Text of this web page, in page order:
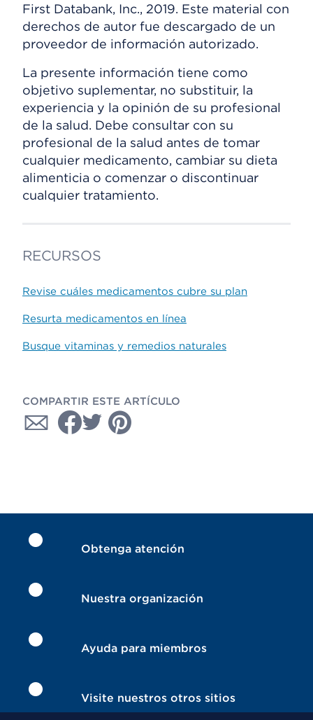
First Databank, Inc., 2019. Este material con
derechos de autor fue descargado de un
proveedor de información autorizado.
La presente información tiene como
objetivo suplementar, no substituir, la
experiencia y la opinión de su profesional
de la salud. Debe consultar con su
profesional de la salud antes de tomar
cualquier medicamento, cambiar su dieta
alimenticia o comenzar o discontinuar
cualquier tratamiento.
RECURSOS
Revise cuáles medicamentos cubre su plan
Resurta medicamentos en línea
Busque vitaminas y remedios naturales
COMPARTIR ESTE ARTÍCULO
Obtenga atención
Nuestra organización
Ayuda para miembros
Visite nuestros otros sitios